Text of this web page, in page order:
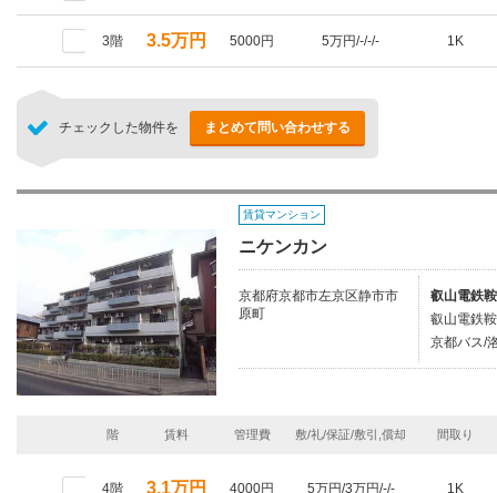
3階 3.5万円 5000円 5万円/-/-/- 1K
チェックした物件を まとめて問い合わせする
賃貸マンション
ニケンカン
京都府京都市左京区静市市
原町
叡山電鉄
叡山電鉄
京都バス/
階 賃料 管理費 敷/礼/保証/敷引,償却 間取り
4階 3.1万円 4000円 5万円/3万円/-/- 1K